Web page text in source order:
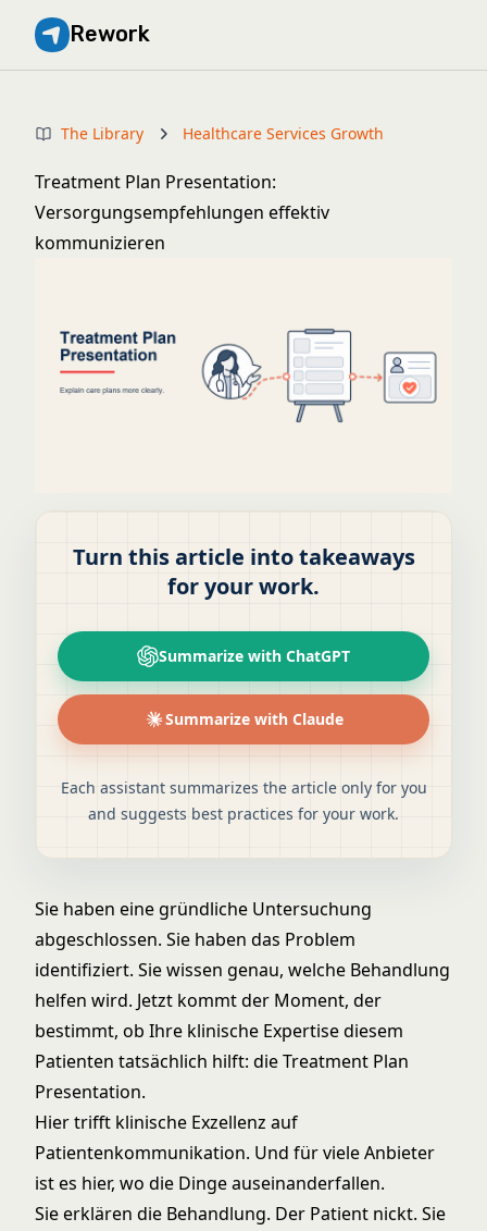
Rework
The Library Healthcare Services Growth
Treatment Plan Presentation:
Versorgungsempfehlungen effektiv
kommunizieren
Turn this article into takeaways
for your work.
Summarize with ChatGPT
Summarize with Claude
Each assistant summarizes the article only for you
and suggests best practices for your work.
Sie haben eine gründliche Untersuchung
abgeschlossen. Sie haben das Problem
identifiziert. Sie wissen genau, welche Behandlung
helfen wird. Jetzt kommt der Moment, der
bestimmt, ob Ihre klinische Expertise diesem
Patienten tatsächlich hilft: die Treatment Plan
Presentation.
Hier trifft klinische Exzellenz auf
Patientenkommunikation. Und für viele Anbieter
ist es hier, wo die Dinge auseinanderfallen.
Sie erklären die Behandlung. Der Patient nickt. Sie